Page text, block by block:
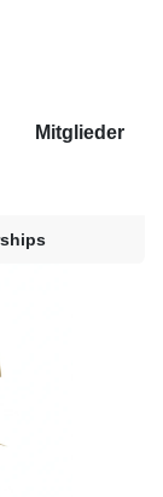
beim